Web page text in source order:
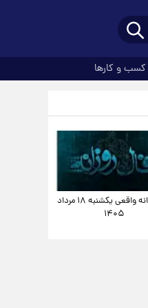
کسب و کارها
فال روزانه واقعی یکشنبه ۱۸ مرداد
۱۴۰۵